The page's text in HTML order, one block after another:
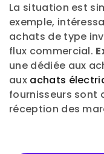
La situation est
exemple,
achats de type
flux commercial.
une dédiée aux
aux achats
fournisseurs sont
réception des